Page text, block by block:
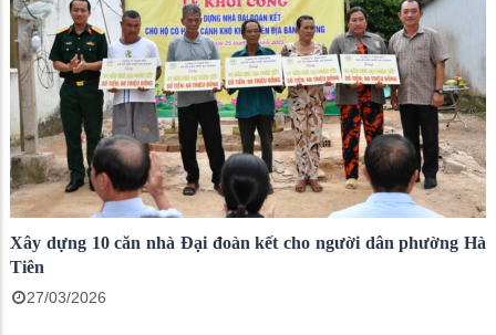
Xây dựng 10 căn nhà Đại đoàn kết cho người dân phường Hà
Tiên
27/03/2026